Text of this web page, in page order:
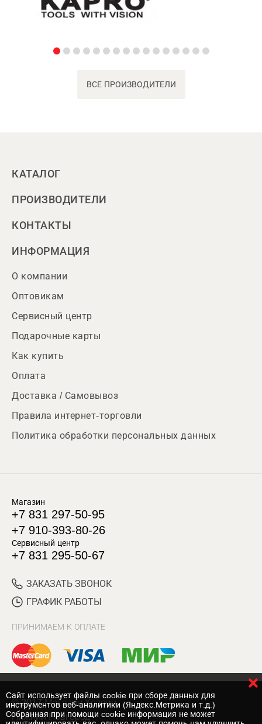
ВСЕ ПРОИЗВОДИТЕЛИ
КАТАЛОГ
ПРОИЗВОДИТЕЛИ
КОНТАКТЫ
ИНФОРМАЦИЯ
О компании
Оптовикам
Сервисный центр
Подарочные карты
Как купить
Оплата
Доставка / Самовывоз
Правила интернет-торговли
Политика обработки персональных данных
Магазин
+7 831 297-50-95
+7 910-393-80-26
Сервисный центр
+7 831 295-50-67
ЗАКАЗАТЬ ЗВОНОК
ГРАФИК РАБОТЫ
ПРИНИМАЕМ К ОПЛАТЕ
© 2017 Магазин Хозяин
Нижний Новгород
Cайт использует файлы cookie при сборе данных для
инструментов веб-аналитики (Яндекс.Метрика и т.д.)
Собранная при помощи cookie информация не может